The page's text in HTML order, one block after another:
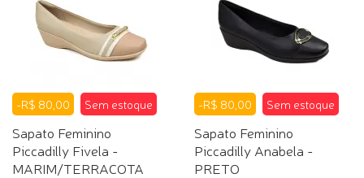
-R$ 80,00 Sem estoque
Sapato Feminino
Piccadilly Fivela -
MARIM/TERRACOTA
-R$ 80,00 Sem estoque
Sapato Feminino
Piccadilly Anabela -
PRETO